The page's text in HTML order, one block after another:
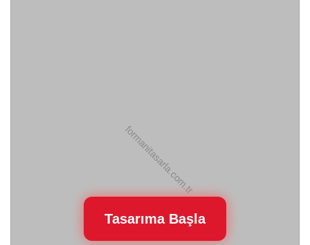
Tasarıma Başla